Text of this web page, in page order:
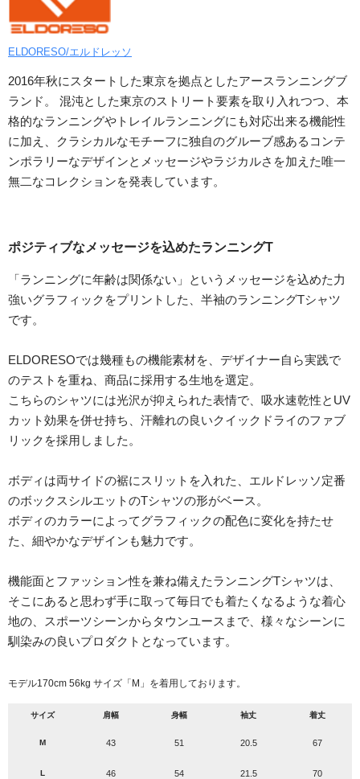
ELDORESO/エルドレッソ
2016年秋にスタートした東京を拠点としたアースランニングブ
ランド。 混沌とした東京のストリート要素を取り入れつつ、本
格的なランニングやトレイルランニングにも対応出来る機能性
に加え、クラシカルなモチーフに独自のグルーブ感あるコンテ
ンポラリーなデザインとメッセージやラジカルさを加えた唯一
無二なコレクションを発表しています。
ポジティブなメッセージを込めたランニングT
「ランニングに年齢は関係ない」というメッセージを込めた力
強いグラフィックをプリントした、半袖のランニングTシャツ
です。
ELDORESOでは幾種もの機能素材を、デザイナー自ら実践で
のテストを重ね、商品に採用する生地を選定。
こちらのシャツには光沢が抑えられた表情で、吸水速乾性とUV
カット効果を併せ持ち、汗離れの良いクイックドライのファブ
リックを採用しました。
ボディは両サイドの裾にスリットを入れた、エルドレッソ定番
のボックスシルエットのTシャツの形がベース。
ボディのカラーによってグラフィックの配色に変化を持たせ
た、細やかなデザインも魅力です。
機能面とファッション性を兼ね備えたランニングTシャツは、
そこにあると思わず手に取って毎日でも着たくなるような着心
地の、スポーツシーンからタウンユースまで、様々なシーンに
馴染みの良いプロダクトとなっています。
モデル170cm 56kg サイズ「M」を着用しております。
サイズ 肩幅 身幅 袖丈 着丈
M 43 51 20.5 67
L 46 54 21.5 70